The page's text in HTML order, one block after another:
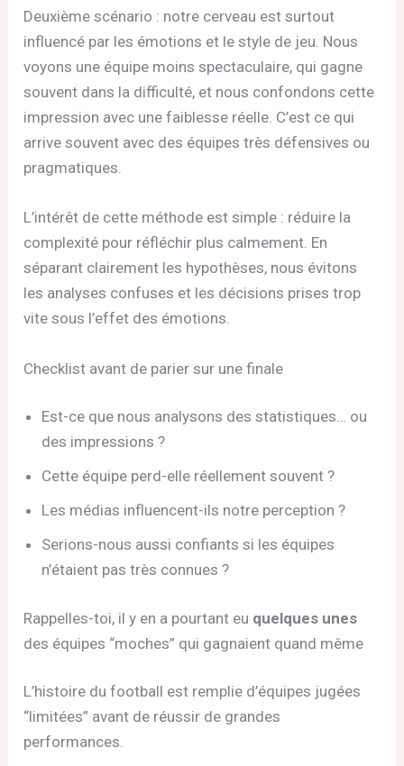
Deuxième scénario : notre cerveau est surtout
influencé par les émotions et le style de jeu. Nous
voyons une équipe moins spectaculaire, qui gagne
souvent dans la difficulté, et nous confondons cette
impression avec une faiblesse réelle. C’est ce qui
arrive souvent avec des équipes très défensives ou
pragmatiques.
L’intérêt de cette méthode est simple : réduire la
complexité pour réfléchir plus calmement. En
séparant clairement les hypothèses, nous évitons
les analyses confuses et les décisions prises trop
vite sous l’effet des émotions.
Checklist avant de parier sur une finale
Est-ce que nous analysons des statistiques… ou
des impressions ?
Cette équipe perd-elle réellement souvent ?
Les médias influencent-ils notre perception ?
Serions-nous aussi confiants si les équipes
n’étaient pas très connues ?
Rappelles-toi, il y en a pourtant eu quelques unes
des équipes “moches” qui gagnaient quand même
L’histoire du football est remplie d’équipes jugées
“limitées” avant de réussir de grandes
performances.